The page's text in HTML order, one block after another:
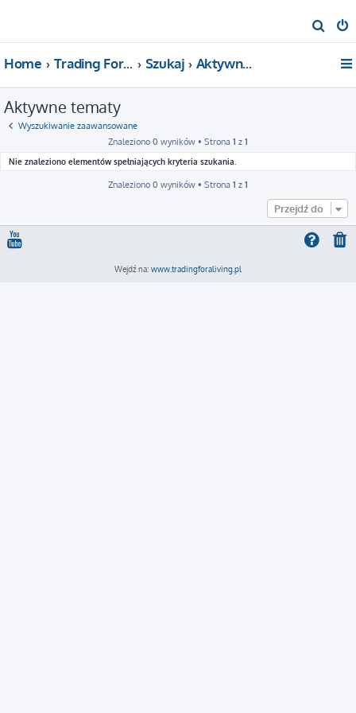
z
Home Trading For a Living Szukaj Aktywne tematy
Aktywne tematy
Wyszukiwanie zaawansowane
Znaleziono 0 wyników • Strona 1 z 1
Nie znaleziono elementów spełniających kryteria szukania.
Znaleziono 0 wyników • Strona 1 z 1
Przejdź do
Wejdź na: www.tradingforaliving.pl